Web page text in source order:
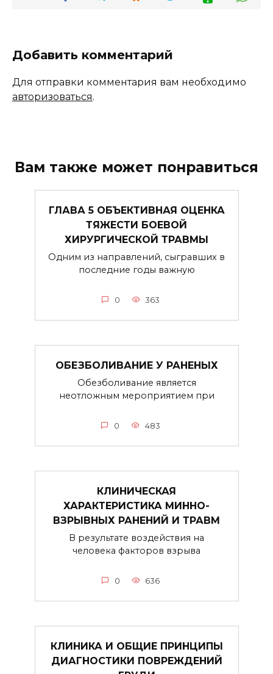
Добавить комментарий
Для отправки комментария вам необходимо
авторизоваться.
Вам также может понравиться
ГЛАВА 5 ОБЪЕКТИВНАЯ ОЦЕНКА
ТЯЖЕСТИ БОЕВОЙ
ХИРУРГИЧЕСКОЙ ТРАВМЫ
Одним из направлений, сыгравших в
последние годы важную
0 363
ОБЕЗБОЛИВАНИЕ У РАНЕНЫХ
Обезболивание является
неотложным мероприятием при
0 483
КЛИНИЧЕСКАЯ
ХАРАКТЕРИСТИКА МИННО-
ВЗРЫВНЫХ РАНЕНИЙ И ТРАВМ
В результате воздействия на
человека факторов взрыва
0 636
КЛИНИКА И ОБЩИЕ ПРИНЦИПЫ
ДИАГНОСТИКИ ПОВРЕЖДЕНИЙ